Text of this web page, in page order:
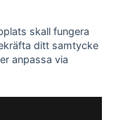
Skicka
nyheter och
skall fungera
ditt samtycke
anpassa via